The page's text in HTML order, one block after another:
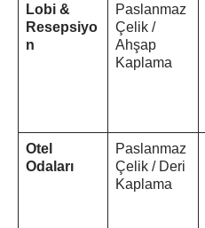
Lobi &
Resepsiyo
n
Paslanmaz
Çelik /
Ahşap
Kaplama
Otel
Odaları
Paslanmaz
Çelik / Deri
Kaplama